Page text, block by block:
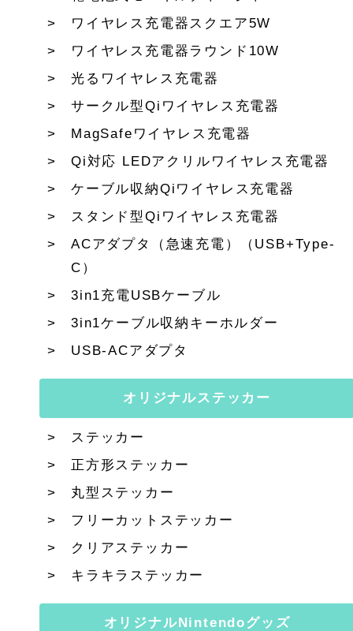
ワイヤレス充電器スクエア5W
ワイヤレス充電器ラウンド10W
光るワイヤレス充電器
サークル型Qiワイヤレス充電器
MagSafeワイヤレス充電器
Qi対応 LEDアクリルワイヤレス充電器
ケーブル収納Qiワイヤレス充電器
スタンド型Qiワイヤレス充電器
ACアダプタ（急速充電）（USB+Type-
C）
3in1充電USBケーブル
3in1ケーブル収納キーホルダー
USB-ACアダプタ
オリジナルステッカー
ステッカー
正方形ステッカー
丸型ステッカー
フリーカットステッカー
クリアステッカー
キラキラステッカー
オリジナルNintendoグッズ